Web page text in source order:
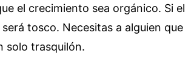
el crecimiento sea orgánico. Si el
tosco. Necesitas a alguien que
solo trasquilón.